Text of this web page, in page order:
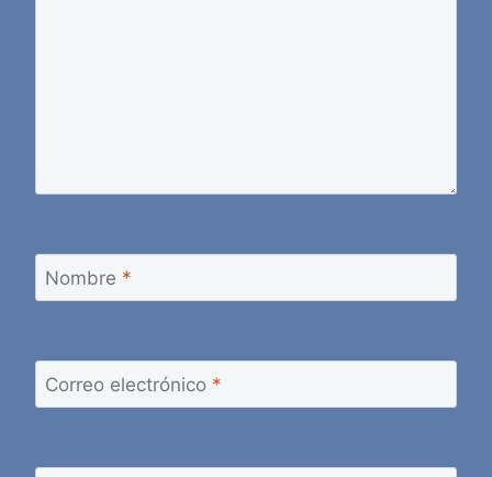
Nombre *
Correo electrónico *